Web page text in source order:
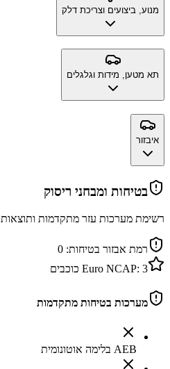
מנוע, ביצועים וצריכת דלק
תא מטען, מידות וגלגלים
איבזור
בטיחות ומבחני ריסוק
רשימת מערכות עזר מתקדמות ותוצאות
רמת אבזור בטיחות: 0
Euro NCAP: 3 כוכבים
מערכות בטיחות מתקדמות
AEB בלימה אוטונומית